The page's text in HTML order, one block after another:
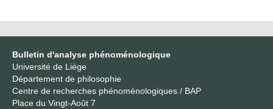
Bulletin d'analyse phénoménologique
Université de Liège
Département de philosophie
Centre de recherches phénoménologiques / BAP
Place du Vingt-Août 7